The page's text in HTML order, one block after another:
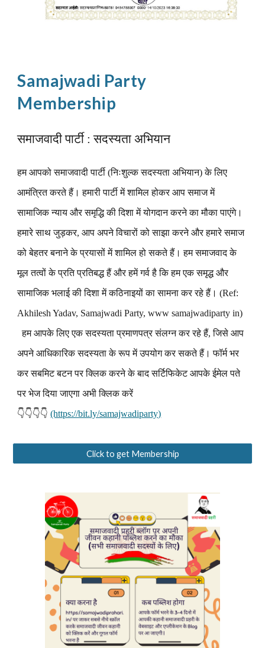
Samajwadi Party
Membership
समाजवादी पार्टी : सदस्यता अभियान
हम आपको समाजवादी पार्टी (निःशुल्क सदस्यता अभियान) के लिए
आमंत्रित करते हैं। हमारी पार्टी में शामिल होकर आप समाज में
सामाजिक न्याय और समृद्धि की दिशा में योगदान करने का मौका पाएंगे।
हमारे साथ जुड़कर, आप अपने विचारों को साझा करने और हमारे समाज
को बेहतर बनाने के प्रयासों में शामिल हो सकते हैं। हम समाजवाद के
मूल तत्वों के प्रति प्रतिबद्ध हैं और हमें गर्व है कि हम एक समृद्ध और
सामाजिक भलाई की दिशा में कठिनाइयों का सामना कर रहे हैं। (Ref:
Akhilesh Yadav, Samajwadi Party, www samajwadiparty in)
हम आपके लिए एक सदस्यता प्रमाणपत्र संलग्न कर रहे हैं, जिसे आप
अपने आधिकारिक सदस्यता के रूप में उपयोग कर सकते हैं। फॉर्म भर
कर सबमिट बटन पर क्लिक करने के बाद सर्टिफिकेट आपके ईमेल पते
पर भेज दिया जाएगा अभी क्लिक करें
👇👇👇👇(https://bit.ly/samajwadiparty)
Click to get Membership